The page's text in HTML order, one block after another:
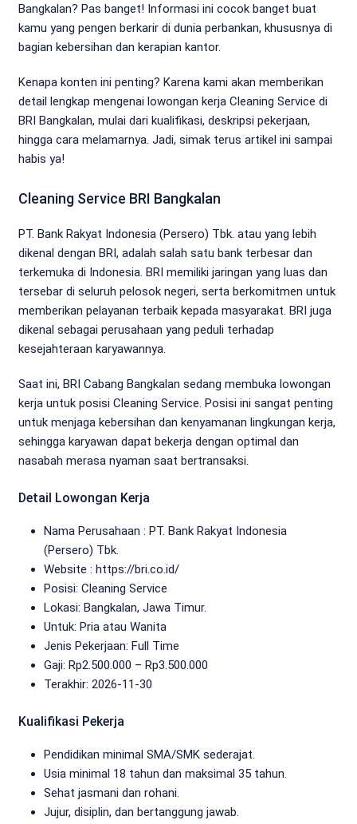
Bangkalan? Pas banget! Informasi ini cocok banget buat
kamu yang pengen berkarir di dunia perbankan, khususnya di
bagian kebersihan dan kerapian kantor.
Kenapa konten ini penting? Karena kami akan memberikan
detail lengkap mengenai lowongan kerja Cleaning Service di
BRI Bangkalan, mulai dari kualifikasi, deskripsi pekerjaan,
hingga cara melamarnya. Jadi, simak terus artikel ini sampai
habis ya!
Cleaning Service BRI Bangkalan
PT. Bank Rakyat Indonesia (Persero) Tbk. atau yang lebih
dikenal dengan BRI, adalah salah satu bank terbesar dan
terkemuka di Indonesia. BRI memiliki jaringan yang luas dan
tersebar di seluruh pelosok negeri, serta berkomitmen untuk
memberikan pelayanan terbaik kepada masyarakat. BRI juga
dikenal sebagai perusahaan yang peduli terhadap
kesejahteraan karyawannya.
Saat ini, BRI Cabang Bangkalan sedang membuka lowongan
kerja untuk posisi Cleaning Service. Posisi ini sangat penting
untuk menjaga kebersihan dan kenyamanan lingkungan kerja,
sehingga karyawan dapat bekerja dengan optimal dan
nasabah merasa nyaman saat bertransaksi.
Detail Lowongan Kerja
Nama Perusahaan : PT. Bank Rakyat Indonesia
(Persero) Tbk.
Website : https://bri.co.id/
Posisi: Cleaning Service
Lokasi: Bangkalan, Jawa Timur.
Untuk: Pria atau Wanita
Jenis Pekerjaan: Full Time
Gaji: Rp2.500.000 – Rp3.500.000
Terakhir: 2026-11-30
Kualifikasi Pekerja
Pendidikan minimal SMA/SMK sederajat.
Usia minimal 18 tahun dan maksimal 35 tahun.
Sehat jasmani dan rohani.
Jujur, disiplin, dan bertanggung jawab.